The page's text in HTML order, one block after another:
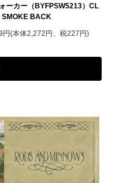
ーカー（BYFPSW5213）CL
SMOKE BACK
円(本体2,272円、税227円)